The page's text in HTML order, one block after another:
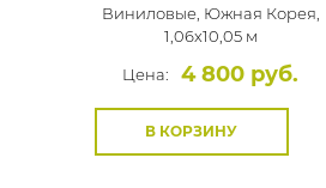
Виниловые, Южная Корея,
1,06x10,05 м
Цена:
4 800 руб.
В КОРЗИНУ